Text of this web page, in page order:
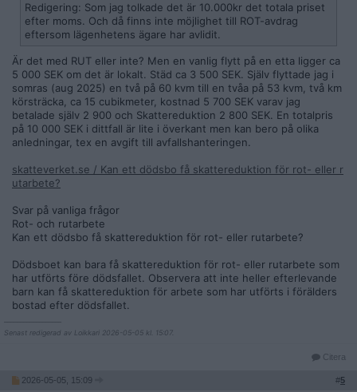
Redigering: Som jag tolkade det är 10.000kr det totala priset
efter moms. Och då finns inte möjlighet till ROT-avdrag
eftersom lägenhetens ägare har avlidit.
Är det med RUT eller inte? Men en vanlig flytt på en etta ligger ca
5 000 SEK om det är lokalt. Städ ca 3 500 SEK. Själv flyttade jag i
somras (aug 2025) en två på 60 kvm till en tvåa på 53 kvm, två km
körsträcka, ca 15 cubikmeter, kostnad 5 700 SEK varav jag
betalade själv 2 900 och Skattereduktion 2 800 SEK. En totalpris
på 10 000 SEK i dittfall är lite i överkant men kan bero på olika
anledningar, tex en avgift till avfallshanteringen.
skatteverket.se / Kan ett dödsbo få skattereduktion för rot- eller r
utarbete?
Svar på vanliga frågor
Rot- och rutarbete
Kan ett dödsbo få skattereduktion för rot- eller rutarbete?
Dödsboet kan bara få skattereduktion för rot- eller rutarbete som
har utförts före dödsfallet. Observera att inte heller efterlevande
barn kan få skattereduktion för arbete som har utförts i förälders
bostad efter dödsfallet.
Senast redigerad av Loikkari 2026-05-05 kl. 15:07.
Citera
2026-05-05, 15:09 #5